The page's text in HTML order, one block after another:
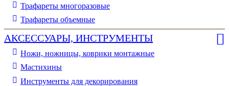
Трафареты многоразовые
Трафареты объемные
АКСЕССУАРЫ, ИНСТРУМЕНТЫ
Ножи, ножницы, коврики монтажные
Мастихины
Инструменты для декорирования